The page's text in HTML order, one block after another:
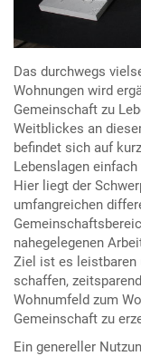
Das durchwegs
Wohnungen wird
Gemeinschaft zu
Weitblickes an
befindet sich auf
Lebenslagen
Hier liegt der
umfangreichen
nahegelegenen
Ziel ist es leistbaren
schaffen,
Wohnumfeld zum
Gemeinschaft zu
Ein genereller